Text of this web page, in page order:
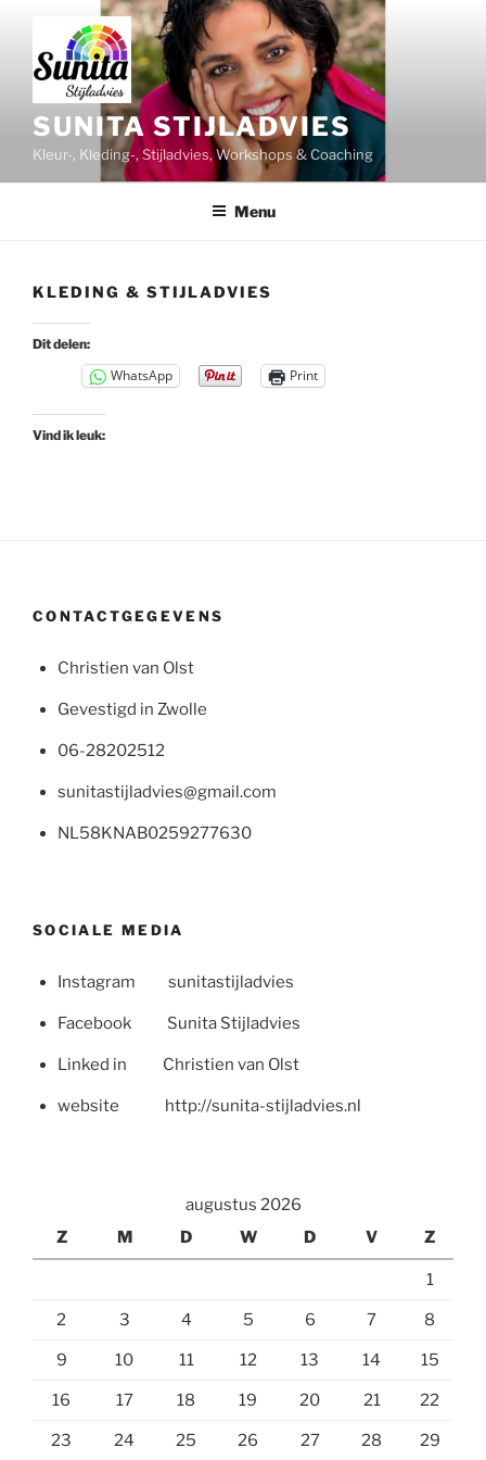
SUNITA STIJLADVIES
Kleur-, Kleding-, Stijladvies, Workshops & Coaching
Menu
KLEDING & STIJLADVIES
Dit delen:
WhatsApp Print
Vind ik leuk:
CONTACTGEGEVENS
Christien van Olst
Gevestigd in Zwolle
06-28202512
sunitastijladvies@gmail.com
NL58KNAB0259277630
SOCIALE MEDIA
Instagram sunitastijladvies
Facebook Sunita Stijladvies
Linked in Christien van Olst
website http://sunita-stijladvies.nl
augustus 2026
Z
M D W D V Z
1
2 3 4 5 6 7 8
9 10 11 12 13 14 15
16 17 18 19 20 21 22
23 24 25 26 27 28 29